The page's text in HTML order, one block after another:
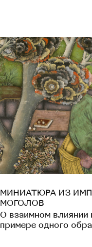
МИНИАТЮРА ИЗ
МОГОЛОВ
О взаимном влиянии
примере одного